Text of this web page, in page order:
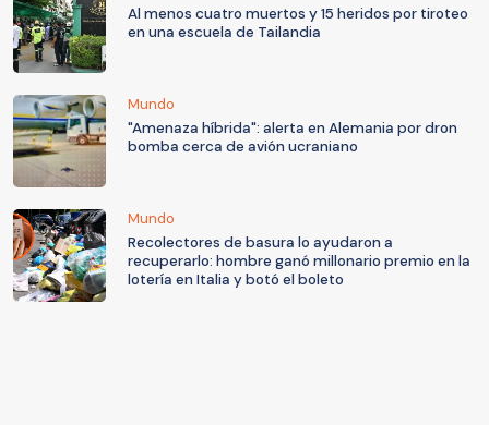
Al menos cuatro muertos y 15 heridos por tiroteo
en una escuela de Tailandia
Mundo
"Amenaza híbrida": alerta en Alemania por dron
bomba cerca de avión ucraniano
Mundo
Recolectores de basura lo ayudaron a
recuperarlo: hombre ganó millonario premio en la
lotería en Italia y botó el boleto